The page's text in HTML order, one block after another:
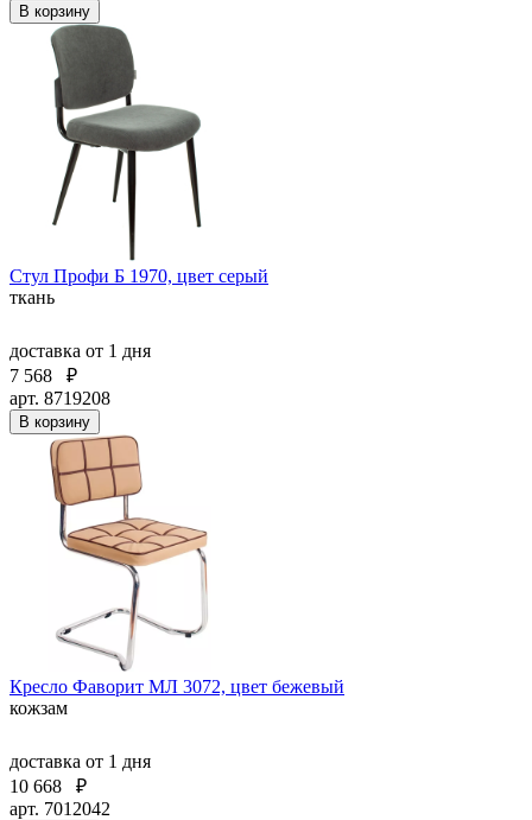
В корзину
Стул Профи Б 1970, цвет серый
ткань
доставка от 1 дня
7 568
₽
арт. 8719208
В корзину
Кресло Фаворит МЛ 3072, цвет бежевый
кожзам
доставка от 1 дня
10 668
₽
арт. 7012042